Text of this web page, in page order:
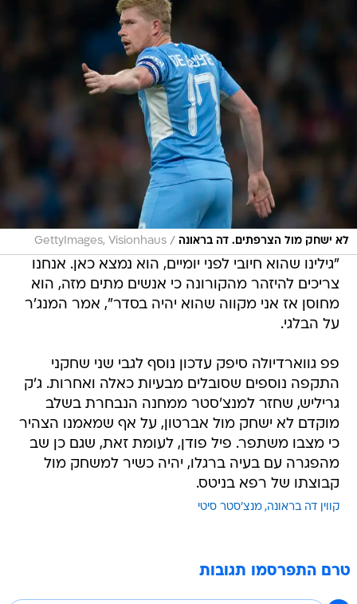
לא ישחק מול הצרפתים. דה בראונה /
GettyImages, Visionhaus
"גילינו שהוא חיובי לפני יומיים, הוא נמצא כאן. אנחנו
צריכים להיזהר מהקורונה כי אנשים מתים מזה, הוא
מחוסן אז אני מקווה שהוא יהיה בסדר", אמר המנג'ר
על הבלגי.
פפ גווארדיולה סיפק עדכון נוסף לגבי שני שחקני
התקפה נוספים שסובלים מבעיות כאלה ואחרות. ג'ק
גריליש, שחזר למנצ'סטר ממחנה הנבחרת בשלב
מוקדם לא ישחק מול אברטון, על אף שמאמנו הצהיר
כי מצבו משתפר. פיל פודן, לעומת זאת, שגם כן שב
מהפגרה עם בעיה ברגלו, יהיה כשיר למשחק מול
קבוצתו של רפא בניטס.
קווין דה בראונה מנצ'סטר סיטי
טרם התפרסמו תגובות